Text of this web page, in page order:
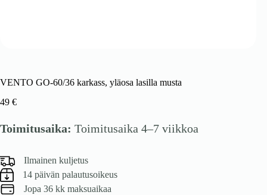
VENTO GO-60/36 karkass, yläosa lasilla musta
49 €
Toimitusaika: Toimitusaika 4–7 viikkoa
Ilmainen kuljetus
14 päivän palautusoikeus
Jopa 36 kk maksuaikaa